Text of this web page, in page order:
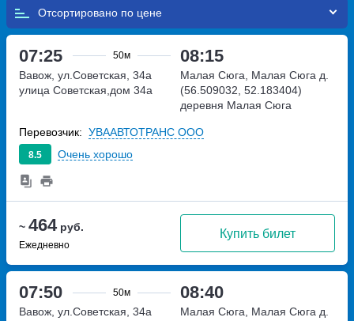
Отсортировано по
07:25 50м 08:15
~ 464руб.
Ежедневно
Купить билет
Вавож, ул.Советская, 34а
улица Советская,дом 34а
Малая Сюга, Малая Сюга д.
(56.509032, 52.183404)
деревня Малая Сюга
8.5 Очень хорошо
Перевозчик: УВААВТОТРАНС ООО
07:50 50м 08:40
Вавож, ул.Советская, 34а
Малая Сюга, Малая Сюга д.